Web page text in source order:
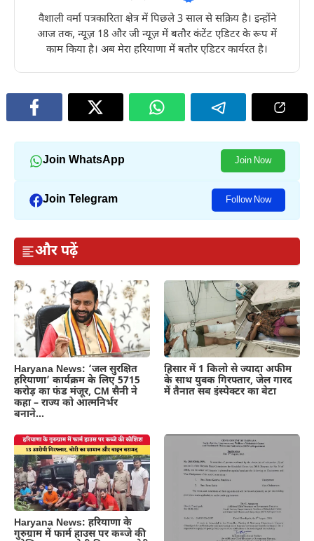
वैशाली वर्मा पत्रकारिता क्षेत्र में पिछले 3 साल से सक्रिय है। इन्होंने
आज तक, न्यूज़ 18 और जी न्यूज़ में बतौर कंटेंट एडिटर के रूप में
काम किया है। अब मेरा हरियाणा में बतौर एडिटर कार्यरत है।
Join WhatsApp Join Now
Join Telegram Follow Now
और पढ़ें
Haryana News: ‘जल सुरक्षित
हरियाणा’ कार्यक्रम के लिए 5715
करोड़ का फंड मंजूर, CM सैनी ने
कहा – राज्य को आत्मनिर्भर
बनाने…
हिसार में 1 किलो से ज्यादा अफीम
के साथ युवक गिरफ्तार, जेल गारद
में तैनात सब इंस्पेक्टर का बेटा
Haryana News: हरियाणा के
गुरुग्राम में फार्म हाउस पर कब्जे की